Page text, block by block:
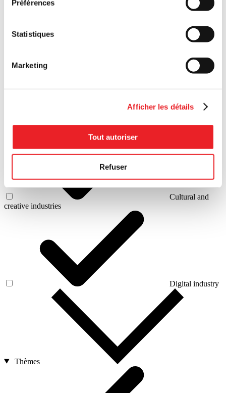
Préférences
Statistiques
Marketing
Afficher les détails
Tout autoriser
Refuser
Real estate
Cultural and
creative industries
Digital industry
Thèmes